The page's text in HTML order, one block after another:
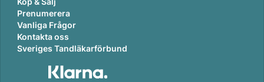
Prenumerera
Vanliga Frågor
Kontakta oss
Sveriges Tandläkarförbund